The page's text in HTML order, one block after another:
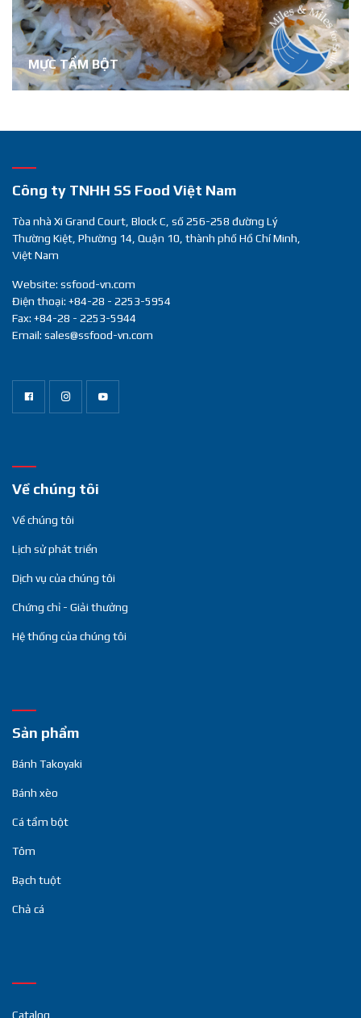
MỰC TẨM BỘT
Công ty TNHH SS Food Việt Nam
Tòa nhà Xi Grand Court, Block C, số 256-258 đường Lý
Thường Kiệt, Phường 14, Quận 10, thành phố Hồ Chí Minh,
Việt Nam
Website: ssfood-vn.com
Điện thoại: +84-28 - 2253-5954
Fax: +84-28 - 2253-5944
Email: sales@ssfood-vn.com
Về chúng tôi
Về chúng tôi
Lịch sử phát triển
Dịch vụ của chúng tôi
Chứng chỉ - Giải thưởng
Hệ thống của chúng tôi
Sản phẩm
Bánh Takoyaki
Bánh xèo
Cá tẩm bột
Tôm
Bạch tuột
Chả cá
Catalog